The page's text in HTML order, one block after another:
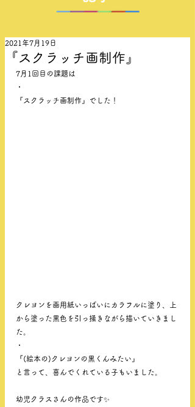
『スクラッチ画制作』
2021年7月19日
7月1回目の課題は
・
『スクラッチ画制作』でした！
クレヨンを画用紙いっぱいにカラフルに塗り、上
から塗った黒色を引っ掻きながら描いていきまし
た。
・
『(絵本の)クレヨンの黒くんみたい』
と言って、喜んでくれている子もいました。
幼児クラスさんの作品です✨